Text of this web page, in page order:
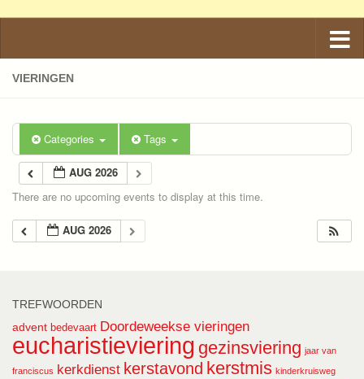
VIERINGEN
Categories Tags
AUG 2026
There are no upcoming events to display at this time.
AUG 2026
TREFWOORDEN
advent bedevaart Doordeweekse vieringen
eucharistieviering gezinsviering jaar van
franciscus kerkdienst kerstavond kerstmis kinderkruisweg